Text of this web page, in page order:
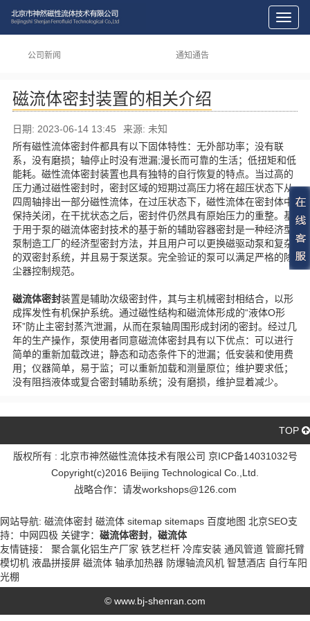
切
换
公司新闻 通知通告
磁流体密封装置的相关介绍
日期: 2023-06-14 13:45
来源: 未知
所有磁性流体密封件都具有以下固体特性：无外部功率；没有联
系，没有磨损；轴停止时没有泄漏;漫长而可靠的生活；低扭矩和低
能耗。磁性流体密封装置也具有独特的自行恢复的特点。当过高的
压力通过磁性密封时，密封区域的短期过高压力将在超压状态下从
四周轴排出一部分磁性流体，在过压状态下，磁性流体在密封体中
保持关闭，在干扰状态之后，密封件仍然具有原始压力的重整。基
于用于泵的磁流体密封技术的基于新的辅助容器密封是一种经济型
泵制造工厂的经济型密封方法，并且用户可以更换磁驱动泵和复杂
的双密封系统，并且易于泵送泵。完全验证的泵可以满足严格的除
尘器控制规范。
磁流体密封装置是辅助次级密封件，其与主机械密封相结合，以形
成挥发性有机保护系统。通过磁性结构和磁流体形成的“液体O形
环”防止主密封蒸汽泄漏，从而在泵轴周围形成封闭的密封。经过几
年的生产操作，泵使用者同意磁流体密封具有以下优点：可以进行
简单的重新加载改进；静态和动态条件下的泄漏；低安装和使用费
用；仪器简单，易于监；可以重新加载和测量原位；维护要求低；
没有阻挡液体或复合密封辅助系统；没有磨损，维护显着减少。
TOP
版权所有 : 北京市神然磁性流体技术有限公司 京ICP备14031032号
Copyright(c)2016 Beijing Technological Co.,Ltd.
战略合作：请发workshops@126.com
网站导航: 磁流体密封 磁流体 sitemap sitemaps 百度地图 北京SEO支
持： 中网四极 关键字： 磁流体密封， 磁流体
友情链接： 聚合氯化铝生产厂家 铁艺栏杆 冷库安装 通风管道 管廊托臂
模切机 液晶拼接屏 磁流体 轴承加热器 防爆轴流风机 智慧酒店 自行车阳
光棚
© www.bj-shenran.com